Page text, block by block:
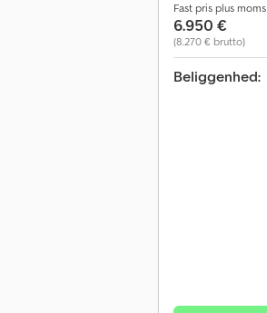
Fast pris plus moms
6.950 €
(8.270 € brutto)
Beliggenhed: